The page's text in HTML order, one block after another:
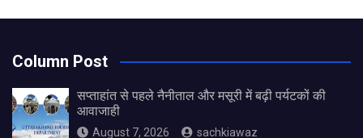
Column Post
सप्ताहांत से पहले नैनीताल और मसूरी में बढ़ी पर्यटकों की
आवाजाही
August 7, 2026 sachkiawaz